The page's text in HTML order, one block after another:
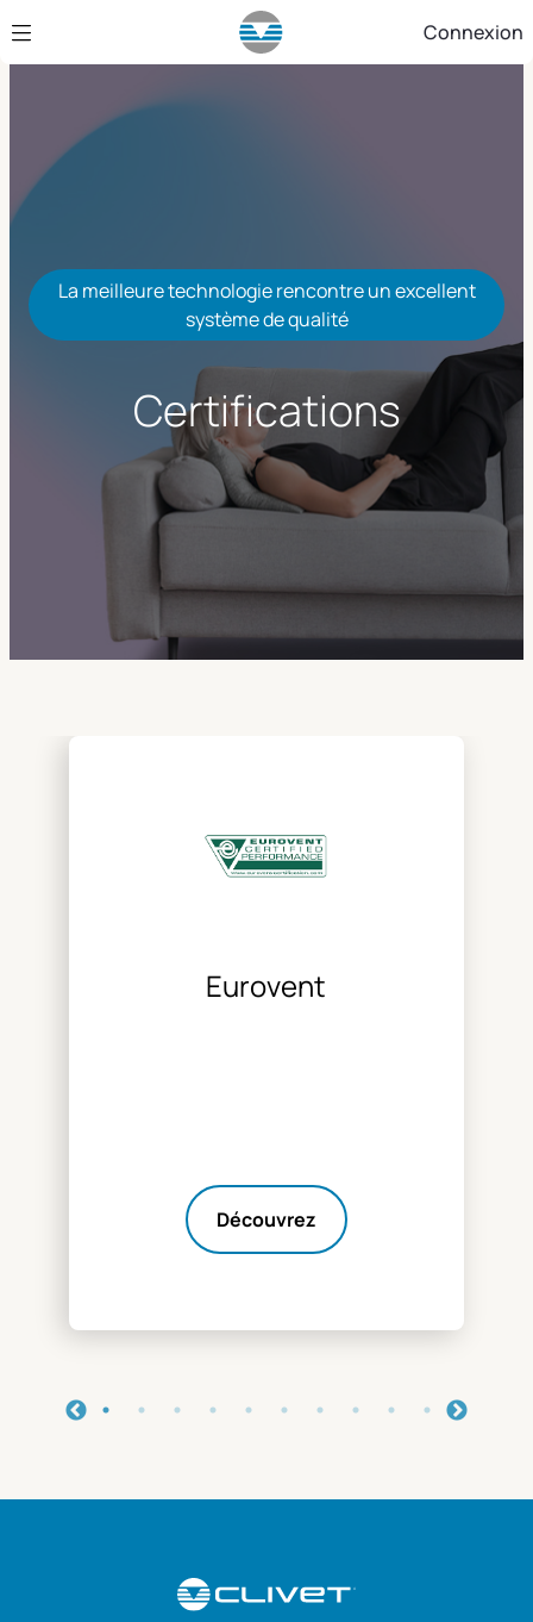
Saut au contenu principal Connexion
La meilleure technologie rencontre un excellent
système de qualité
Certifications
Eurovent
Découvrez